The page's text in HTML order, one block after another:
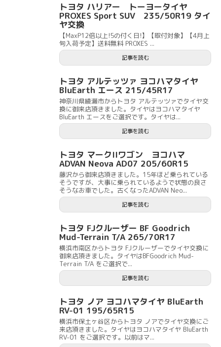
トヨタ ハリアー トーヨータイヤ
PROXES Sport SUV 235/50R19 タイ
ヤ交換
【MaxP12倍以上!5の付く日!】【取付対象】【4月上
旬入荷予定】送料無料 PROXES ...
記事を読む
トヨタ アルテッツァ ヨコハマタイヤ
BluEarth エース 215/45R17
神奈川県綾瀬市からトヨタ アルテッツァでタイヤ交
換に御来店頂きました。タイヤはヨコハマタイヤ
BluEarth エースをご選択です。タイヤは...
記事を読む
トヨタ マークIIワゴン ヨコハマ
ADVAN Neova AD07 205/60R15
藤沢から御来店頂きました。15年ほど乗られている
そうですが、大事に乗られているようで状態の良さ
そうなお車でした。古くなったADVAN Neo...
記事を読む
トヨタ FJクルーザー BF Goodrich
Mud-Terrain T/A 265/70R17
横浜市南区からトヨタ FJクルーザーでタイヤ交換に
御来店頂きました。タイヤはBFGoodrich Mud-
Terrain T/A をご選択で...
記事を読む
トヨタ ノア ヨコハマタイヤ BluEarth
RV-01 195/65R15
横浜市保土ヶ谷区からトヨタ ノアでタイヤ交換にご
来店頂きました。タイヤはヨコハマタイヤ BluEarth
RV-01 をご選択です。以前はマ...